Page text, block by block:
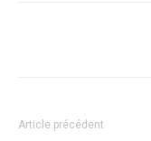
Article précédent